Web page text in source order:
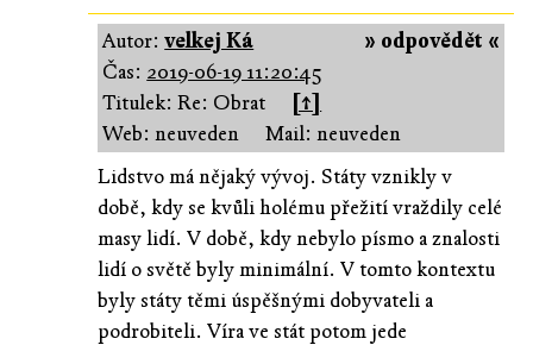
» odpovědět «
Autor:velkej Ká
Čas: 2019-06-19 11:20:45
Titulek: Re: Obrat
[↑]
Web: neuveden
Mail: neuveden
Lidstvo má nějaký vývoj. Státy vznikly v
době, kdy se kvůli holému přežití vraždily celé
masy lidí. V době, kdy nebylo písmo a znalosti
lidí o světě byly minimální. V tomto kontextu
byly státy těmi úspěšnými dobyvateli a
podrobiteli. Víra ve stát potom jede